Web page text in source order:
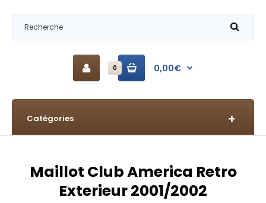
0 0,00€
Catégories
Maillot Club America Retro
Exterieur 2001/2002